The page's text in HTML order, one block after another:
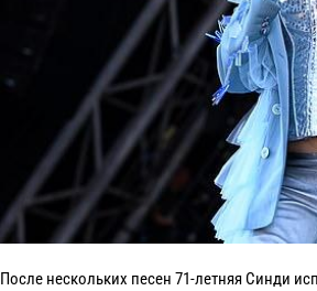
После нескольких песен 71-летняя Синди